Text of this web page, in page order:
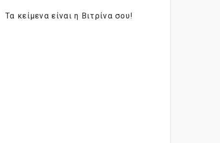
Τα κείμενα είναι η Βιτρίνα σου!